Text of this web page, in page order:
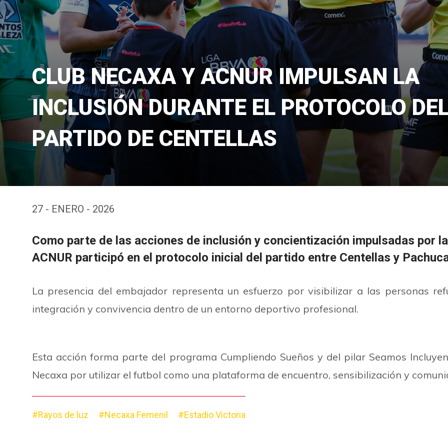
CLUB NECAXA Y ACNUR IMPULSAN LA
INCLUSIÓN DURANTE EL PROTOCOLO
PARTIDO DE CENTELLAS
27 - ENERO - 2026
Como parte de las acciones de inclusión y concientización impulsadas por
ACNUR participó en el protocolo inicial del partido entre Centellas y
La presencia del embajador representa un esfuerzo por visibilizar a las personas
integración y convivencia dentro de un entorno deportivo profesional.
Esta acción forma parte del programa Cumpliendo Sueños y del pilar Seamos
Necaxa por utilizar el futbol como una plataforma de encuentro, sensibilización y
#Rayos de luz #Necaxa Femenil #Estadio Victoria